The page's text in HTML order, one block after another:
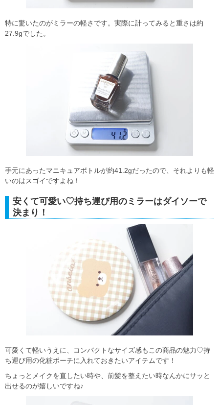
特に驚いたのがミラーの軽さです。実際に計ってみると重さは約
27.9gでした。
手元にあったマニキュアボトルが約41.2gだったので、それよりも軽
いのはスゴイですよね！
安くて可愛い♡持ち運び用のミラーはダイソーで
決まり！
可愛くて軽いうえに、コンパクトなサイズ感もこの商品の魅力♡持
ち運び用の化粧ポーチに入れておきたいアイテムです！
ちょっとメイクを直したい時や、前髪を整えたい時なんかにサッと
出せるのが嬉しいですね♪